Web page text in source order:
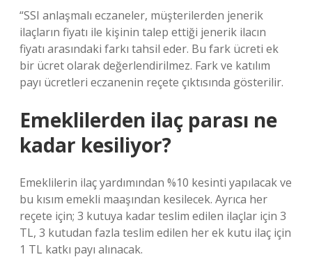
“SSI anlaşmalı eczaneler, müşterilerden jenerik
ilaçların fiyatı ile kişinin talep ettiği jenerik ilacın
fiyatı arasındaki farkı tahsil eder. Bu fark ücreti ek
bir ücret olarak değerlendirilmez. Fark ve katılım
payı ücretleri eczanenin reçete çıktısında gösterilir.
Emeklilerden ilaç parası ne
kadar kesiliyor?
Emeklilerin ilaç yardımından %10 kesinti yapılacak ve
bu kısım emekli maaşından kesilecek. Ayrıca her
reçete için; 3 kutuya kadar teslim edilen ilaçlar için 3
TL, 3 kutudan fazla teslim edilen her ek kutu ilaç için
1 TL katkı payı alınacak.